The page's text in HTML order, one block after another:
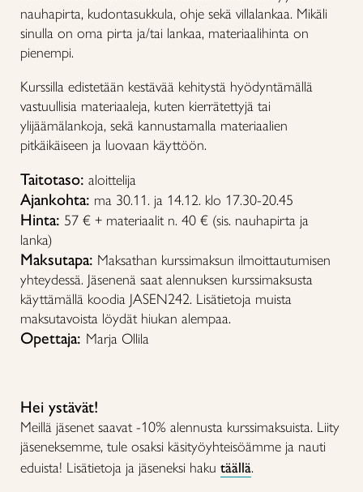
nauhapirta, kudontasukkula, ohje sekä villalankaa. Mikäli
sinulla on oma pirta ja/tai lankaa, materiaalihinta on
pienempi.
Kurssilla edistetään kestävää kehitystä hyödyntämällä
vastuullisia materiaaleja, kuten kierrätettyjä tai
ylijäämälankoja, sekä kannustamalla materiaalien
pitkäikäiseen ja luovaan käyttöön.
Taitotaso: aloittelija
Ajankohta: ma 30.11. ja 14.12. klo 17.30-20.45
Hinta: 57 € + materiaalit n. 40 € (sis. nauhapirta ja
lanka)
Maksutapa: Maksathan kurssimaksun ilmoittautumisen
yhteydessä. Jäsenenä saat alennuksen kurssimaksusta
käyttämällä koodia JASEN242. Lisätietoja muista
maksutavoista löydät hiukan alempaa.
Opettaja: Marja Ollila
Hei ystävät!
Meillä jäsenet saavat -10% alennusta kurssimaksuista. Liity
jäseneksemme, tule osaksi käsityöyhteisöämme ja nauti
eduista! Lisätietoja ja jäseneksi haku täällä.